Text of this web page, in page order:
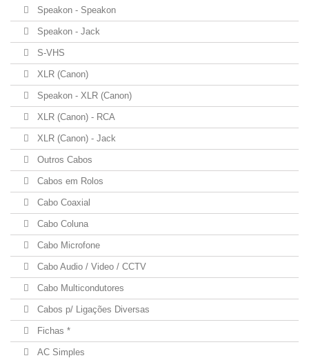
Speakon - Speakon
Speakon - Jack
S-VHS
XLR (Canon)
Speakon - XLR (Canon)
XLR (Canon) - RCA
XLR (Canon) - Jack
Outros Cabos
Cabos em Rolos
Cabo Coaxial
Cabo Coluna
Cabo Microfone
Cabo Audio / Video / CCTV
Cabo Multicondutores
Cabos p/ Ligações Diversas
Fichas *
AC Simples